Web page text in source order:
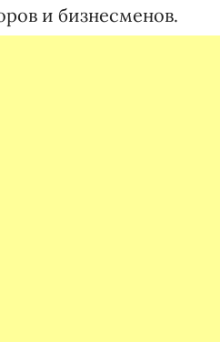
и бизнесменов.